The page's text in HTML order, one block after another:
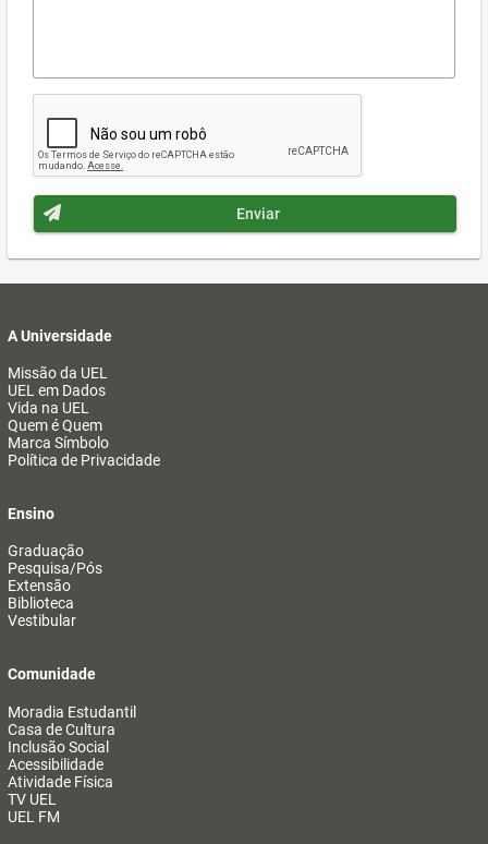
Enviar
A Universidade
Missão da UEL
UEL em Dados
Vida na UEL
Quem é Quem
Marca Símbolo
Política de Privacidade
Ensino
Graduação
Pesquisa/Pós
Extensão
Biblioteca
Vestibular
Comunidade
Moradia Estudantil
Casa de Cultura
Inclusão Social
Acessibilidade
Atividade Física
TV UEL
UEL FM